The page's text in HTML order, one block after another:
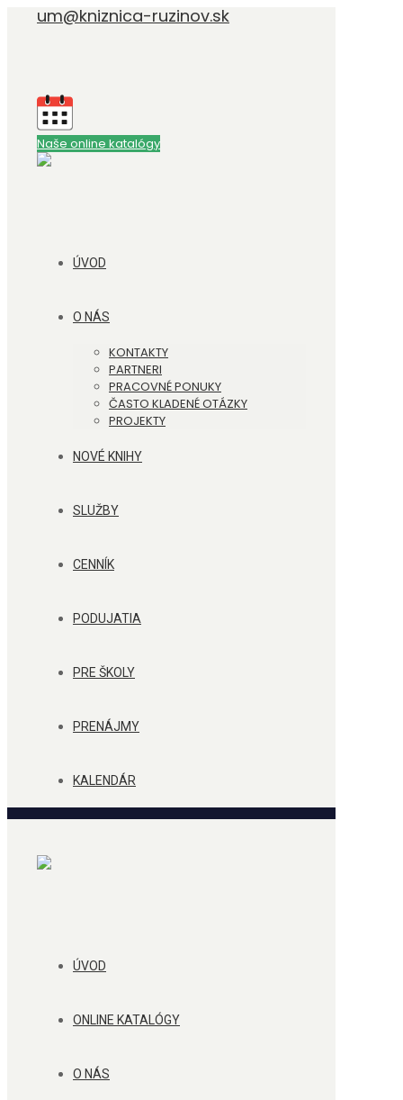
um@kniznica-ruzinov.sk
Naše online katalógy
ÚVOD
O NÁS
KONTAKTY
PARTNERI
PRACOVNÉ PONUKY
ČASTO KLADENÉ OTÁZKY
PROJEKTY
NOVÉ KNIHY
SLUŽBY
CENNÍK
PODUJATIA
PRE ŠKOLY
PRENÁJMY
KALENDÁR
ÚVOD
ONLINE KATALÓGY
O NÁS